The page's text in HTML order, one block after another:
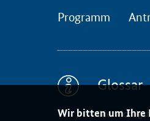
Wir bitten um Ihre
i
h
n
"
E
Programm
Glossar
Die